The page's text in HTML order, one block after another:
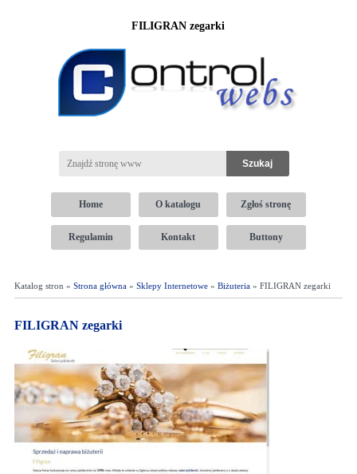
FILIGRAN zegarki
Home O katalogu Zgłoś stronę
Regulamin Kontakt Buttony
Katalog stron » Strona główna» Sklepy Internetowe» Biżuteria» FILIGRAN zegarki
FILIGRAN zegarki